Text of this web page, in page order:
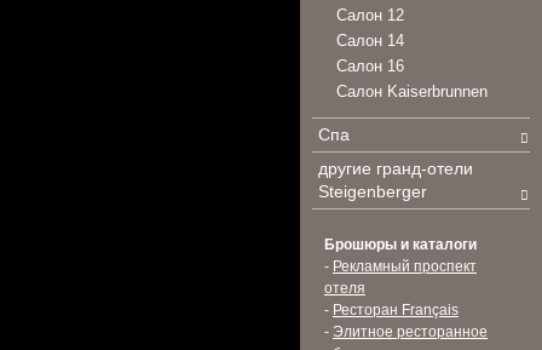
Салон 12
Салон 14
Салон 16
Салон Kaiserbrunnen
Спа
другие гранд-отели
Steigenberger
Брошюры и каталоги
- Рекламный проспект
отеля
- Ресторан Français
- Элитное ресторанное